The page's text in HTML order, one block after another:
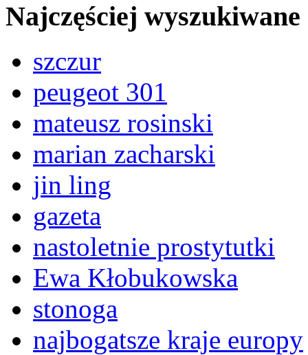
Najczęściej wyszukiwane
szczur
peugeot 301
mateusz rosinski
marian zacharski
jin ling
gazeta
nastoletnie prostytutki
Ewa Kłobukowska
stonoga
najbogatsze kraje europy